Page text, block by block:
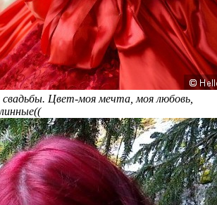
свадьбы. Цвет-моя мечта, моя любовь,